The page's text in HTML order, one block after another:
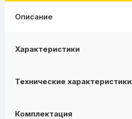
Описание
Характеристики
Технические характеристики
Комплектация